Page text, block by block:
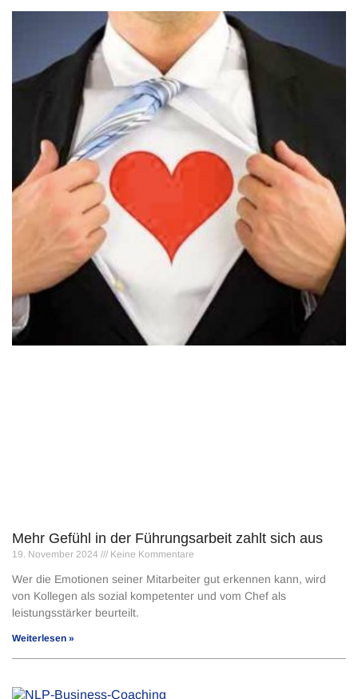
Mehr Gefühl in der Führungsarbeit zahlt sich aus
19. November 2024 Keine Kommentare
Wer die Emotionen seiner Mitarbeiter gut erkennen kann, wird
von Kollegen als sozial kompetenter und vom Chef als
leistungsstärker beur­teilt.
Weiterlesen »